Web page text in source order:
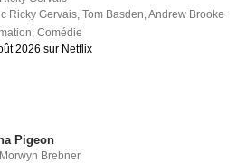
Ricky Gervais ,Tom Basden ,Andrew Brooke
,Comédie
2026 sur Netflix
Pigeon
Morwyn Brebner